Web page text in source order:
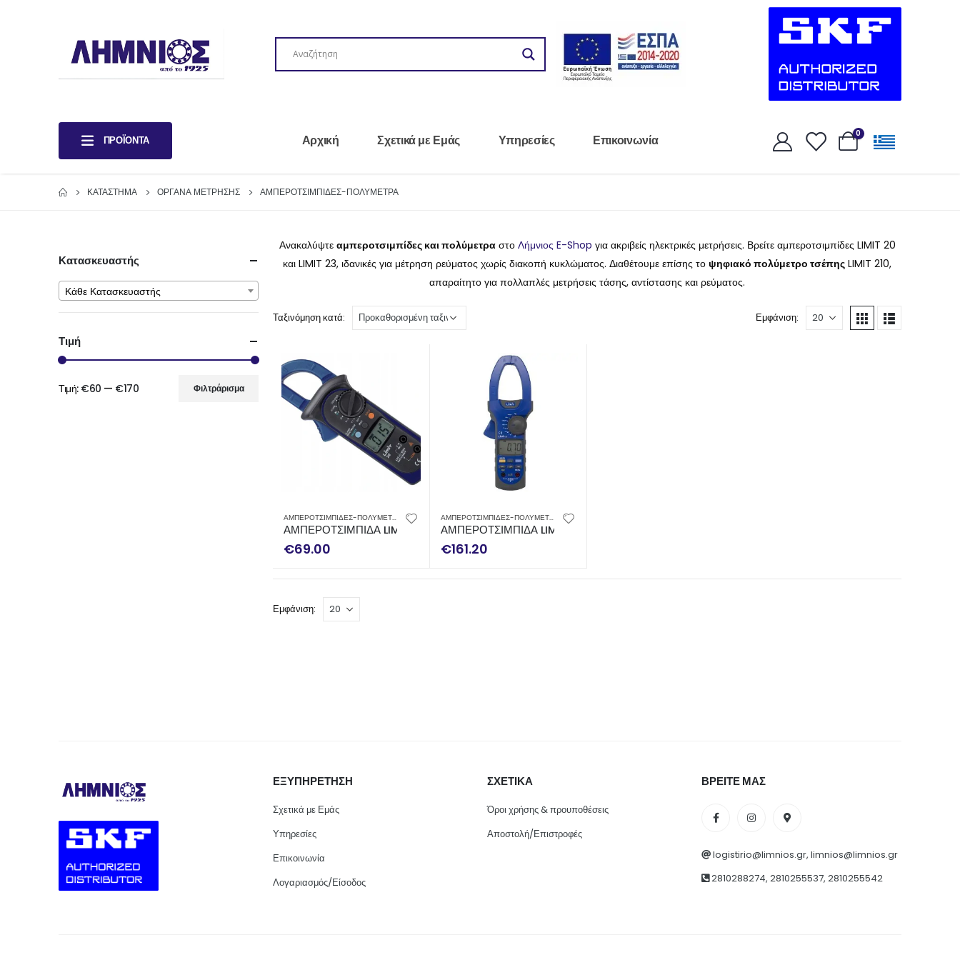
ΠΡΟΪΌΝΤΑ Αρχική Σχετικά με Εμάς Υπηρεσίες Επικοινωνία 0
ΚΑΤΆΣΤΗΜΑ ΟΡΓΑΝΑ ΜΕΤΡΗΣΗΣ ΑΜΠΕΡΟΤΣΙΜΠΙΔΕΣ-ΠΟΛΥΜΕΤΡΑ
Ανακαλύψτε αμπεροτσιμπίδες και πολύμετραστο Λήμνιος E-Shop για ακριβείς ηλεκτρικές μετρήσεις. Βρείτε αμπεροτσιμπίδες LIMIT 20
και LIMIT 23, ιδανικές για μέτρηση ρεύματος χωρίς διακοπή κυκλώματος. Διαθέτουμε επίσης το ψηφιακό πολύμετρο τσέπης LIMIT 210,
απαραίτητο για πολλαπλές μετρήσεις τάσης, αντίστασης και ρεύματος.
Ταξινόμηση κατά: Εμφάνιση:
ΑΜΠΕΡΟΤΣΙΜΠΙΔΕΣ-ΠΟΛΥΜΕΤΡΑ ΟΡΓΑΝΑ ΜΕΤΡΗΣΗΣ
ΑΜΠΕΡΟΤΣΙΜΠΙΔΑ LIMIT 20
€69.00
ΑΜΠΕΡΟΤΣΙΜΠΙΔΕΣ-ΠΟΛΥΜΕΤΡΑ ΟΡΓΑΝΑ ΜΕΤΡΗΣΗΣ
ΑΜΠΕΡΟΤΣΙΜΠΙΔΑ LIMIT 23
€161.20
Εμφάνιση:
Κατασκευαστής
Κάθε Κατασκευαστής
Τιμή
Ελάχιστη
Μέγιστη
Φιλτράρισμα
Τιμή: €60 — €170
ΕΞΥΠΗΡΕΤΗΣΗ
Σχετικά με Εμάς
Υπηρεσίες
Επικοινωνία
Λογαριασμός/Είσοδος
ΣΧΕΤΙΚΑ
Όροι χρήσης & προυποθέσεις
Αποστολή/Επιστροφές
ΒΡΕΙΤΕ ΜΑΣ
logistirio@limnios.gr, limnios@limnios.gr
2810288274, 2810255537, 2810255542